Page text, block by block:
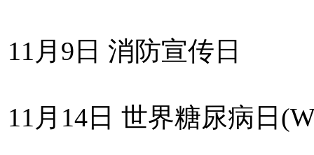
11月9日 消防宣传日
11月14日 世界糖尿病日